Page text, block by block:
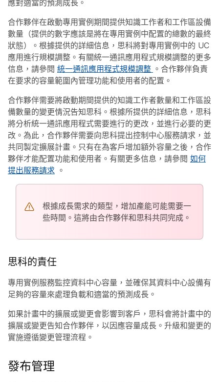
應對適當的預測成長。
合作夥伴在啟動專用實例期間提供知識工作者和工作區設備
數量（提供的數字應該是將在專用實例中配置的總數的最終
狀態）。根據提供的詳細信息，思科將對專用實例中的 UC
應用進行規模調整。有關統一通訊應用程式規模調整的更多
信息，請參閱 統一通訊應用程式規模調整 。合作夥伴負責
在要求的容量範圍內管理功能和使用者的配置。
合作夥伴需要將啟動期間提供的知識工作者數量和工作區設
備數量的變更情況告知思科。根據所提供的詳細信息，思科
將分析統一通訊應用程式需要進行的更改，並進行必要的更
改。為此，合作夥伴需要向思科提出控制中心服務請求，並
共同製定擴展計畫。只有在為客戶增加額外容量之後，合作
夥伴才能配置功能和使用者。有關更多信息，請參閱 如何
提出服務請求 。
根據成長需求的類型，增加產能可能需要一
些時間。這將由合作夥伴和思科共同完成。
思科的責任
專用實例服務監控資料中心容量，並確保其資料中心設備有
足夠的容量來處理負載和適當的預測成長。
如果計畫中的擴展或變更會影響到客戶，思科會將計畫中的
擴展或變更告知合作夥伴，以因應容量成長。升級和變更的
實施遵循變更管理流程。
發布管理